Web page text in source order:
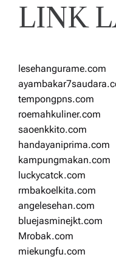
LINK
lesehangurame.com
tempongpns.com
roemahkuliner.com
saoenkkito.com
handayaniprima.com
kampungmakan.com
luckycatck.com
rmbakoelkita.com
angelesehan.com
bluejasminejkt.com
Mrobak.com
miekungfu.com